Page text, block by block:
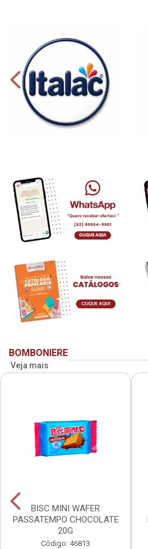
BOMBONIERE
Veja mais
BISC MINI WAFER
PASSATEMPO CHOCOLATE
20G
Código: 46813